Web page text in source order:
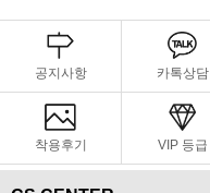
공지사항 카톡상담
착용후기 VIP 등급